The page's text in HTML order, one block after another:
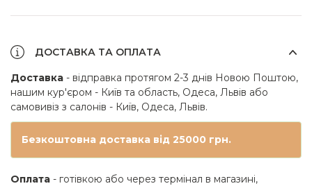
ДОСТАВКА ТА ОПЛАТА
Доставка - відправка протягом 2-3 днів Новою Поштою,
нашим кур'єром - Київ та область, Одеса, Львів або
самовивіз з салонів - Київ, Одеса, Львів.
Безкоштовна доставка від 25000 грн.
Оплата - готівкою або через термінал в магазині,